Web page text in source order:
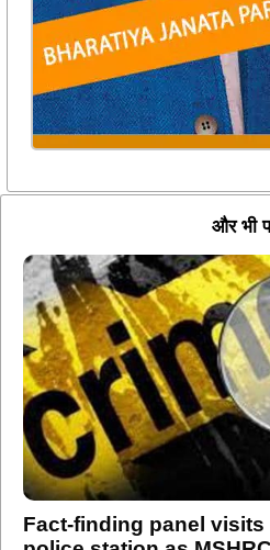
और भी
Fact-finding panel
police station as
parade on vehicle